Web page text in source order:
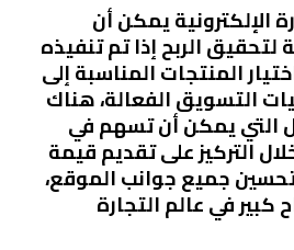
الإلكترونية يمكن أن
الربح إذا تم تنفيذه
المنتجات المناسبة إلى
التسويق الفعالة، هناك
التي يمكن أن تسهم في
التركيز على تقديم قيمة
جميع جوانب الموقع،
في عالم التجارة